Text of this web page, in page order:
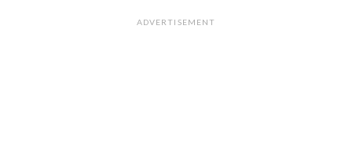
ADVERTISEMENT